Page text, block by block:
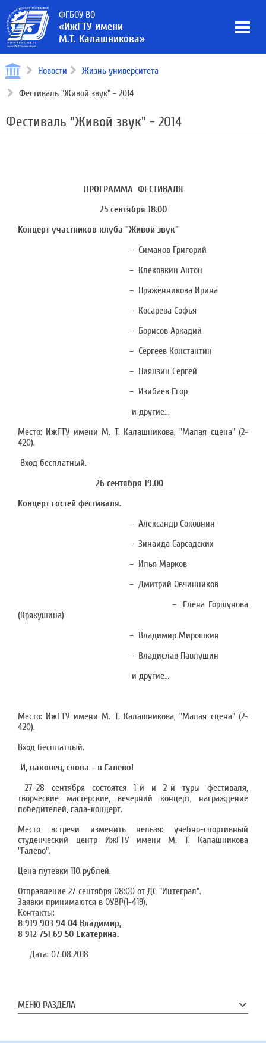
ФГБОУ ВО
«ИжГТУ имени
М.Т. Калашникова»
Новости Жизнь университета
Фестиваль "Живой звук" - 2014
Фестиваль "Живой звук" - 2014
ПРОГРАММА ФЕСТИВАЛЯ
25 сентября 18.00
Концерт участников клуба "Живой звук"
– Симанов Григорий
– Клековкин Антон
– Пряженникова Ирина
– Косарева Софья
– Борисов Аркадий
– Сергеев Константин
– Пиянзин Сергей
– Изибаев Егор
и другие...
Место: ИжГТУ имени М. Т. Калашникова, "Малая сцена" (2-
420).
Вход бесплатный.
26 сентября 19.00
Концерт гостей фестиваля.
– Александр Соковнин
– Зинаида Сарсадских
– Илья Марков
– Дмитрий Овчинников
– Елена Горшунова
(Крякушина)
– Владимир Мирошкин
– Владислав Павлушин
и другие…
Место: ИжГТУ имени М. Т. Калашникова, "Малая сцена" (2-
420).
Вход бесплатный.
И, наконец, снова - в Галево!
27-28 сентября состоятся 1-й и 2-й туры фестиваля,
творческие мастерские, вечерний концерт, награждение
победителей, гала-концерт.
Место встречи изменить нельзя: учебно-спортивный
студенческий центр ИжГТУ имени М. Т. Калашникова
"Галево".
Цена путевки 110 рублей.
Отправление 27 сентября 08:00 от ДС "Интеграл".
Заявки принимаются в ОУВР(1-419).
Контакты:
8 919 903 94 04 Владимир,
8 912 751 69 50 Екатерина.
Дата: 07.08.2018
МЕНЮ РАЗДЕЛА